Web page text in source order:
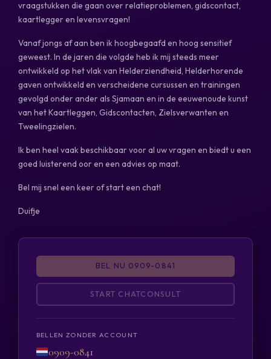
vraagstukken die gaan over relatieproblemen, gidscontact,
kaartlegger en levensvragen!
Vanaf jongs af aan ben ik hoogbegaafd en hoog sensitief
geweest. In de jaren die volgde heb ik mij steeds meer
ontwikkeld op het vlak van Helderziendheid, Helderhorende
gaven ontwikkeld en verscheidene cursussen en trainingen
gevolgd onder ander als Sjamaan en in de eeuwenoude kunst
van het Kaartleggen, Gidscontacten, Zielsverwanten en
Tweelingzielen.
Ik ben heel vaak beschikbaar voor al uw vragen en biedt u een
goed luisterend oor en een advies op maat.
Bel mij snel een keer of start een chat!
Duifje
BEL NU 0909-0841
START CHATCONSULT
BELLEN ZONDER ACCOUNT
0909-0841